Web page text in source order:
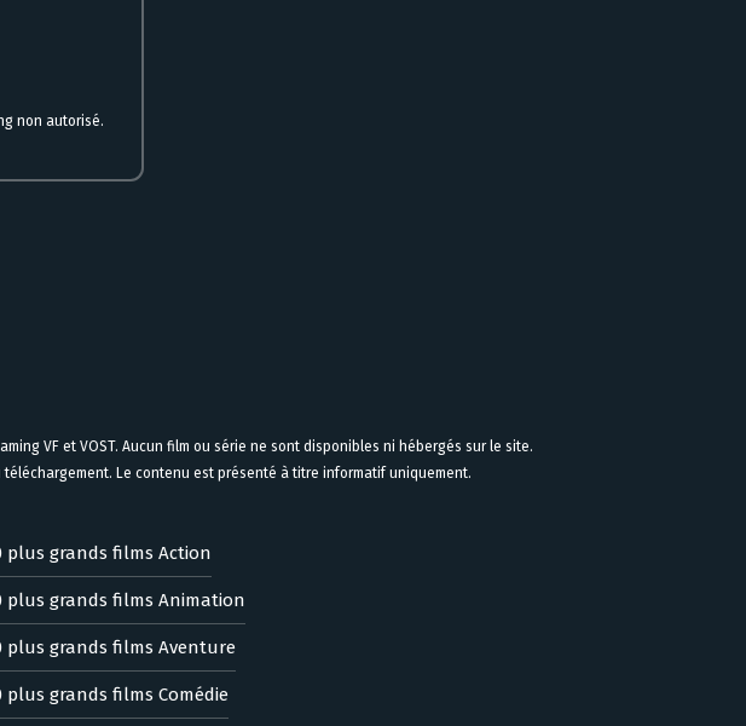
non autorisé.
VF et VOST. Aucun film ou série ne sont disponibles ni hébergés sur le site.
Le contenu est présenté à titre informatif uniquement.
plus grands films Action
plus grands films Animation
plus grands films Aventure
plus grands films Comédie